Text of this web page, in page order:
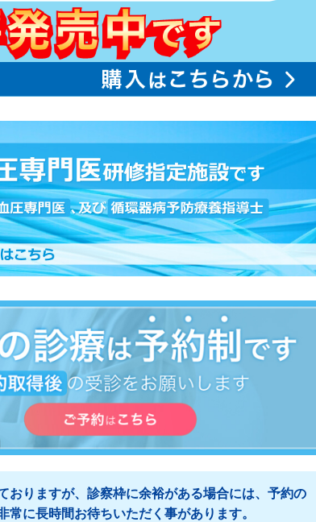
おりますが、診察枠に余裕がある場合には、予約の
に長時間お待ちいただく事があります。